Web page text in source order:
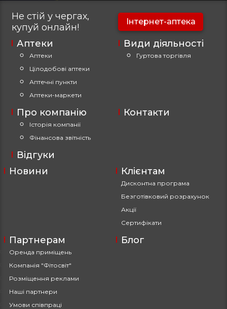
Не стій у чергах,
купуй онлайн!
Інтернет-аптека
Аптеки
Аптеки
Цілодобові аптеки
Аптечні пункти
Аптеки-маркети
Про компанію
Історія компанії
Фінансова звітність
Види діяльності
Гуртова торгівля
Контакти
Відгуки
Новини
Клієнтам
Дисконтна програма
Безготівковий розрахунок
Акції
Сертифікати
Партнерам
Оренда приміщень
Компанія "Фітосвіт"
Розміщення реклами
Наші партнери
Умови співпраці
Блог